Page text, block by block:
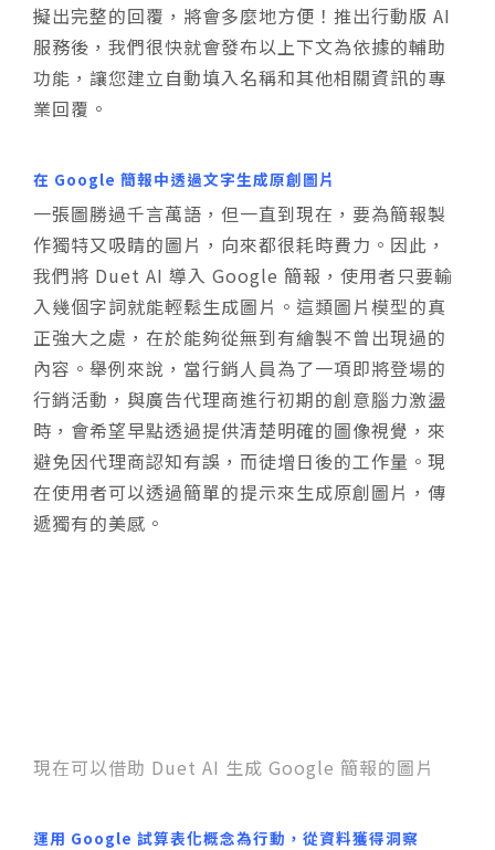
擬出完整的回覆，將會多麼地方便！推出行動版 AI
服務後，我們很快就會發布以上下文為依據的輔助
功能，讓您建立自動填入名稱和其他相關資訊的專
業回覆。
在 Google 簡報中透過文字生成原創圖片
一張圖勝過千言萬語，但一直到現在，要為簡報製
作獨特又吸睛的圖片，向來都很耗時費力。因此，
我們將 Duet AI 導入 Google 簡報，使用者只要輸
入幾個字詞就能輕鬆生成圖片。這類圖片模型的真
正強大之處，在於能夠從無到有繪製不曾出現過的
內容。舉例來說，當行銷人員為了一項即將登場的
行銷活動，與廣告代理商進行初期的創意腦力激盪
時，會希望早點透過提供清楚明確的圖像視覺，來
避免因代理商認知有誤，而徒增日後的工作量。現
在使用者可以透過簡單的提示來生成原創圖片，傳
遞獨有的美感。
現在可以借助 Duet AI 生成 Google 簡報的圖片
運用 Google 試算表化概念為行動，從資料獲得洞察